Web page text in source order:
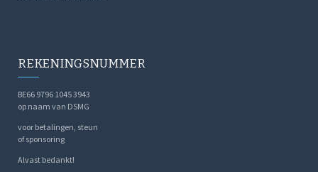
REKENINGSNUMMER
BE66 9796 1045 3943
op naam van DSMG
voor betalingen, steun
of sponsoring
Alvast bedankt!